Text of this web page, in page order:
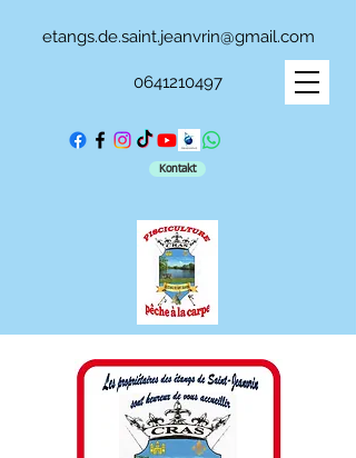
etangs.de.saint.jeanvrin@gmail.com
0641210497
Kontakt